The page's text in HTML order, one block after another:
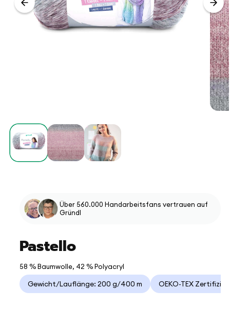
Über 560.000 Handarbeitsfans vertrauen auf
Gründl
Pastello
58 % Baumwolle, 42 % Polyacryl
Gewicht/Lauflänge: 200 g/400 m OEKO-TEX